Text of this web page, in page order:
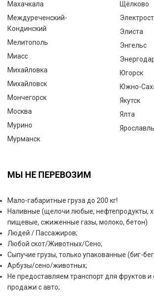
Махачкала
Междуреченский-
Кондинский
Мелитополь
Миасс
Михайловка
Михайловск
Мончегорск
Москва
Мурино
Мурманск
Щёлково
Элиста
Энгельс
Югорск
Южно-
Якутск
Ялта
Ярославль
МЫ НЕ ПЕРЕВОЗИМ
Мало-габаритные груза до 200 кг!
Наливные (щелочи любые, нефтепродукты,
пищевые, сжиженные газы, молоко, бетон)
Людей / Пассажиров;
Любой скот/Животных/Сено;
Сыпучие грузы, только упакованные (биг-
Арбузы/сено/животных;
Не предоставляем транспорт для фруктов
продажи с авто;